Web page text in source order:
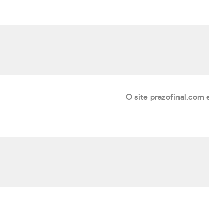
O site prazofinal.com